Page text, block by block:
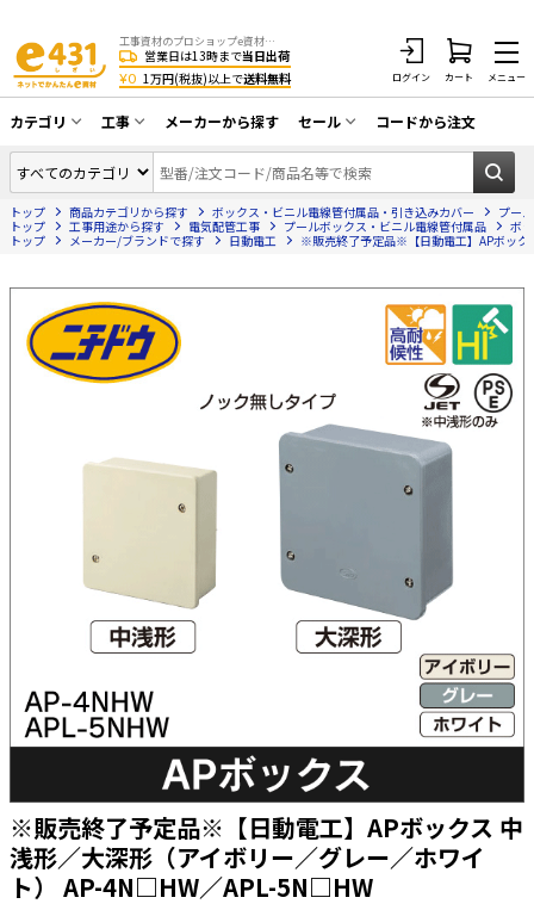
工事資材のプロショップe資材 CATV・アンテナ・防犯・光・LAN・電気・空調工事など
営業日は13時まで当日出荷
¥0 1万円(税抜)以上で送料無料 ログイン カート メニュー
カテゴリ
同軸ケーブル／テレビ用接栓／関連工具
アンテナ・取付金具・ブースター／CATV
部材類
防犯工事関連
HDMIケーブル・周辺機器／RCAケーブル
電話線／コネクタ／アダプタ
LANケーブル・コネクタ・関連資材/機器
太陽光発電ケーブル・コネクタ・関連資
材/機器
電源ケーブル／コネクタ／分電盤／ブレ
照明・照明器具
電源タップ・延長コード
スイッチ・コンセント（配線器具）
PF管/FEP管/CD管/情報線保護管
ボックス・ビニル電線管付属品・引き込
みカバー
工事
CATV・アンテナ工事
光工事・FTTH工事
LAN配線工事
EV充電設備工事
照明設置工事
ホテル・病院向け
メーカーから探す セール
在庫一掃セール
コードから注文
トップ 商品カテゴリから探す ボックス・ビニル電線管付属品・引き込みカバー
プー
トップ
工事用途から探す 電気配管工事 プールボックス・ビニル電線管付属品
ボ
トップ
メーカー/ブランドで探す 日動電工 ※販売終了予定品※【日動電工】APボック
※販売終了予定品※【日動電工】APボックス 中
浅形／大深形（アイボリー／グレー／ホワイ
ト） AP-4N□HW／APL-5N□HW